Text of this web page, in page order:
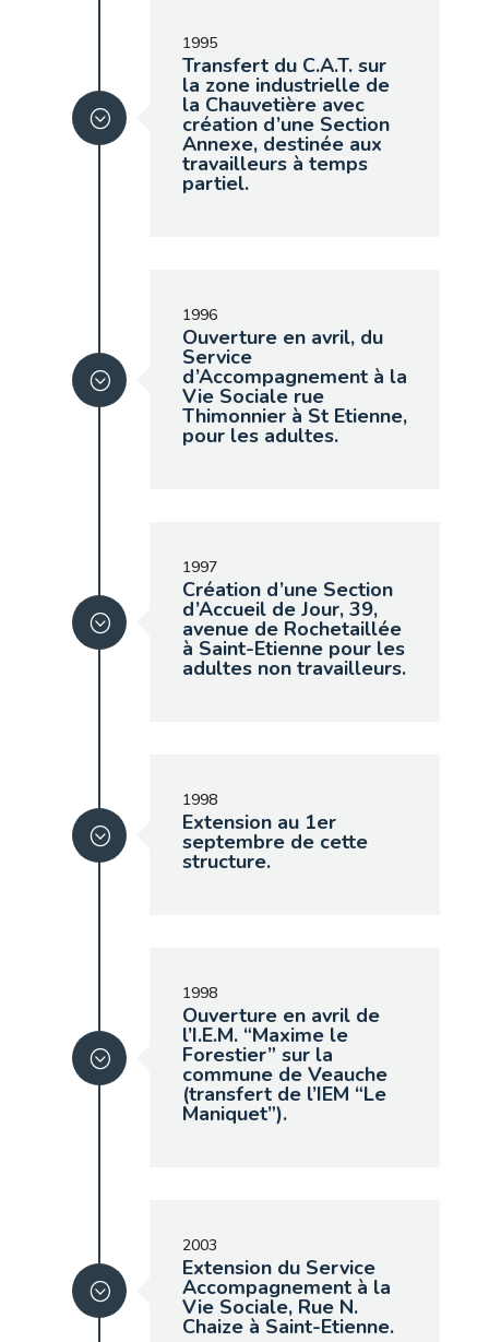
1995
Transfert du C.A.T. sur
la zone industrielle de
la Chauvetière avec
création d’une Section
Annexe, destinée aux
travailleurs à temps
partiel.
1996
Ouverture en avril, du
Service
d’Accompagnement à la
Vie Sociale rue
Thimonnier à St Etienne,
pour les adultes.
1997
Création d’une Section
d’Accueil de Jour, 39,
avenue de Rochetaillée
à Saint-Etienne pour les
adultes non travailleurs.
1998
Extension au 1er
septembre de cette
structure.
1998
Ouverture en avril de
l’I.E.M. “Maxime le
Forestier” sur la
commune de Veauche
(transfert de l’IEM “Le
Maniquet”).
2003
Extension du Service
Accompagnement à la
Vie Sociale, Rue N.
Chaize à Saint-Etienne.